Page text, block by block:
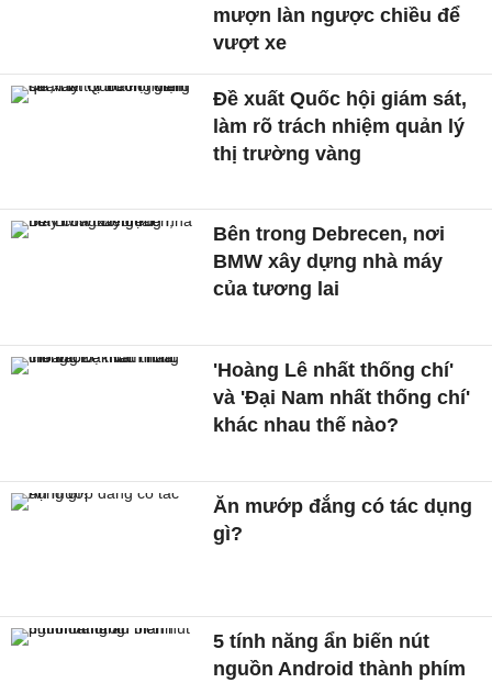
mượn làn ngược chiều để
vượt xe
Đề xuất Quốc hội giám sát,
làm rõ trách nhiệm quản lý
thị trường vàng
Bên trong Debrecen, nơi
BMW xây dựng nhà máy
của tương lai
'Hoàng Lê nhất thống chí'
và 'Đại Nam nhất thống chí'
khác nhau thế nào?
Ăn mướp đắng có tác dụng
gì?
5 tính năng ẩn biến nút
nguồn Android thành phím